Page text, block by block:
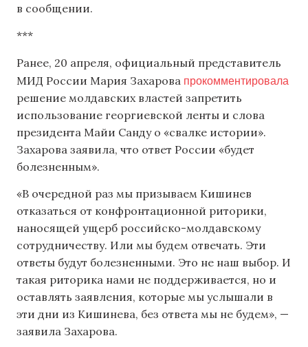
в сообщении.
***
Ранее, 20 апреля, официальный представитель
МИД России Мария Захарова прокомментировала
решение молдавских властей запретить
использование георгиевской ленты и слова
президента Майи Санду о «свалке истории».
Захарова заявила, что ответ России «будет
болезненным».
«В очередной раз мы призываем Кишинев
отказаться от конфронтационной риторики,
наносящей ущерб российско-молдавскому
сотрудничеству. Или мы будем отвечать. Эти
ответы будут болезненными. Это не наш выбор. И
такая риторика нами не поддерживается, но и
оставлять заявления, которые мы услышали в
эти дни из Кишинева, без ответа мы не будем», —
заявила Захарова.